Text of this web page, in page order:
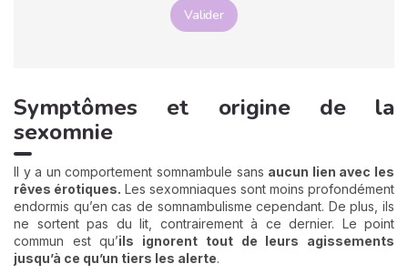
Valider
Symptômes et origine de la
sexomnie
Il y a un comportement somnambule sans aucun lien avec les
rêves érotiques. Les sexomniaques sont moins profondément
endormis qu’en cas de somnambulisme cependant. De plus, ils
ne sortent pas du lit, contrairement à ce dernier. Le point
commun est qu’ils ignorent tout de leurs agissements
jusqu’à ce qu’un tiers les alerte.